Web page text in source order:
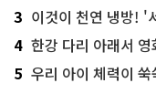
3 이것이 천연 냉방! '
4 한강 다리 아래서
5 우리 아이 체력이